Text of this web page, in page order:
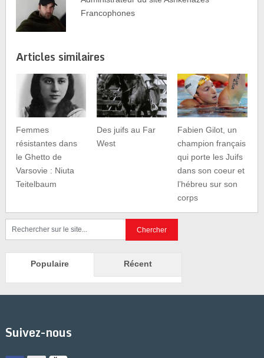
Francophones
Articles similaires
Femmes
résistantes dans
le Ghetto de
Varsovie : Niuta
Teitelbaum
Des juifs au Far
West
Fabien Gilot, un
champion français
qui porte les Juifs
dans son coeur et
l’hébreu sur son
corps
Populaire Récent
Suivez-nous